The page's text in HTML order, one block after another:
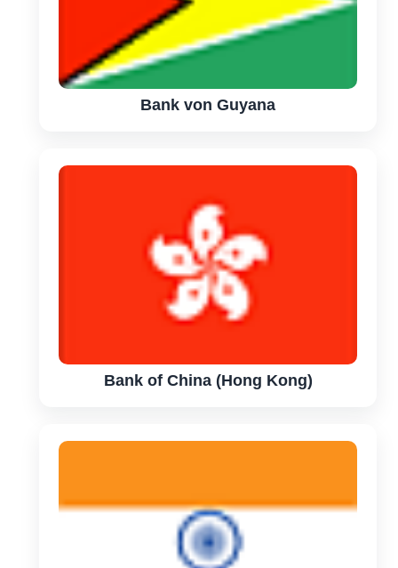
Bank von Guyana
Bank of China (Hong Kong)